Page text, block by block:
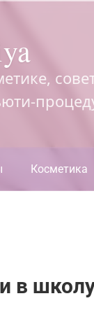
Косметика
в